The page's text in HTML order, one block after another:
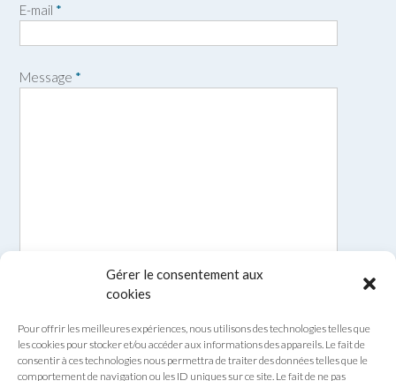
Gérer le consentement aux
cookies
Pour offrir les meilleures expériences, nous utilisons des technologies telles que
les cookies pour stocker et/ou accéder aux informations des appareils. Le fait de
consentir à ces technologies nous permettra de traiter des données telles que le
comportement de navigation ou les ID uniques sur ce site. Le fait de ne pas
é
E-mail *
Message *